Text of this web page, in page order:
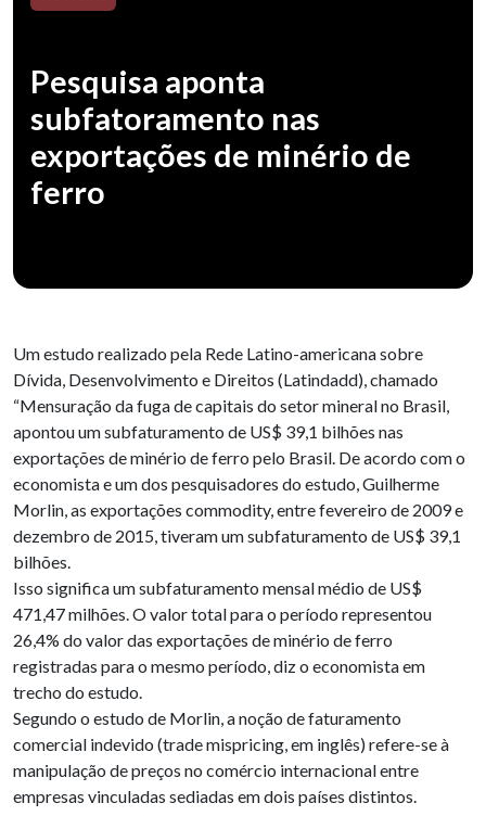
Pesquisa aponta
subfatoramento nas
exportações de minério de
ferro
Um estudo realizado pela Rede Latino-americana sobre
Dívida, Desenvolvimento e Direitos (Latindadd), chamado
“Mensuração da fuga de capitais do setor mineral no Brasil,
apontou um subfaturamento de US$ 39,1 bilhões nas
exportações de minério de ferro pelo Brasil. De acordo com o
economista e um dos pesquisadores do estudo, Guilherme
Morlin, as exportações commodity, entre fevereiro de 2009 e
dezembro de 2015, tiveram um subfaturamento de US$ 39,1
bilhões.
Isso significa um subfaturamento mensal médio de US$
471,47 milhões. O valor total para o período representou
26,4% do valor das exportações de minério de ferro
registradas para o mesmo período, diz o economista em
trecho do estudo.
Segundo o estudo de Morlin, a noção de faturamento
comercial indevido (trade mispricing, em inglês) refere-se à
manipulação de preços no comércio internacional entre
empresas vinculadas sediadas em dois países distintos.